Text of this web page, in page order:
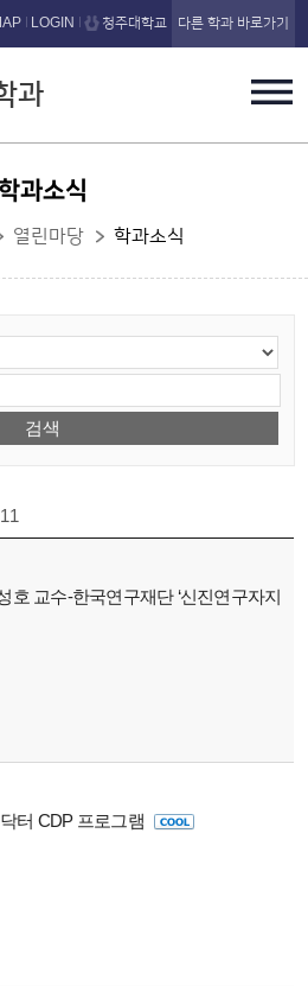
문 바로가기
과
LOGIN 청주대학교 다른 학과 바로가기
과소식
열린마당 학과소식
호 교수-한국연구재단 ‘신진연구자지
터 CDP 프로그램